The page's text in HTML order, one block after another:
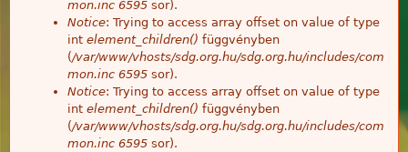
mon.inc 6595 sor).
Notice: Trying to access array offset on value of type
int element_children() függvényben
(/var/www/vhosts/sdg.org.hu/sdg.org.hu/includes/com
mon.inc 6595 sor).
Notice: Trying to access array offset on value of type
int element_children() függvényben
(/var/www/vhosts/sdg.org.hu/sdg.org.hu/includes/com
mon.inc 6595 sor).